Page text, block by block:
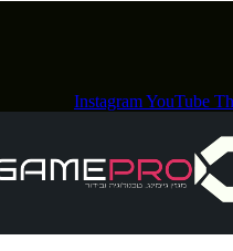
InstagramYouTube